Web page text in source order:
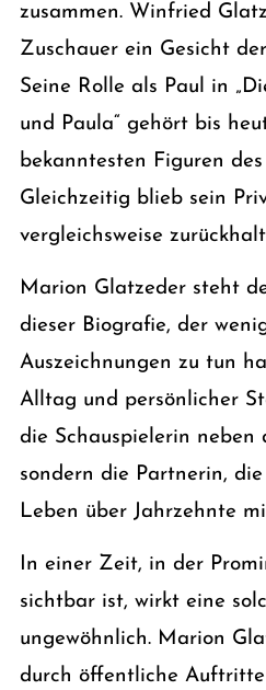
zusammen. Winfried
Zuschauer ein Gesicht
Seine Rolle als Paul in
und Paula“ gehört bis
bekanntesten Figuren
Gleichzeitig blieb sein
vergleichsweise
Marion Glatzeder steht
dieser Biografie, der
Auszeichnungen zu tun
Alltag und persönlicher
die Schauspielerin neben
sondern die Partnerin,
Leben über Jahrzehnte
In einer Zeit, in der
sichtbar ist, wirkt eine
ungewöhnlich. Marion
durch öffentliche